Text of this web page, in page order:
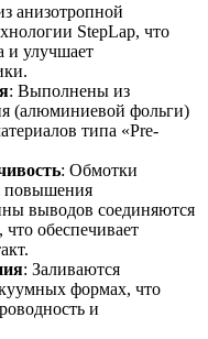
анизотропной
StepLap, что
и улучшает
: Выполнены из
(алюминиевой фольги)
типа «Pre-
: Обмотки
повышения
выводов соединяются
обеспечивает
: Заливаются
формах, что
и